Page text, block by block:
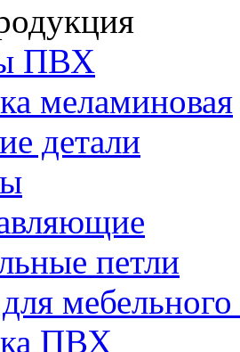
ПВХ
меламиновая
детали
петли
мебельного
ПВХ